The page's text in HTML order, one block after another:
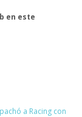
en este
a Racing con